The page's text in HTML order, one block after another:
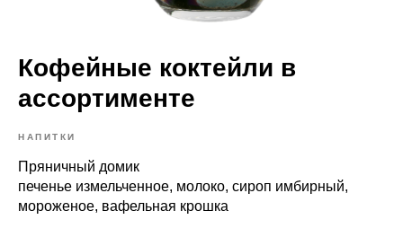
Кофейные коктейли в
ассортименте
НАПИТКИ
Пряничный домик
печенье измельченное, молоко, сироп имбирный,
мороженое, вафельная крошка